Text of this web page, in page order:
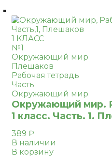
1 КЛАСС
№1
Окружающий мир
Плешаков
Рабочая тетрадь
Часть
Окружающий мир
Окружающий мир.
1 класс. Часть. 1.
389 ₽
В наличии
В корзину